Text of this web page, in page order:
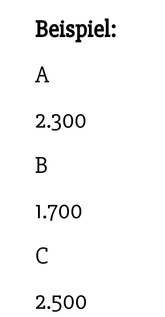
Beispiel:
A
2.300
B
1.700
C
2.500